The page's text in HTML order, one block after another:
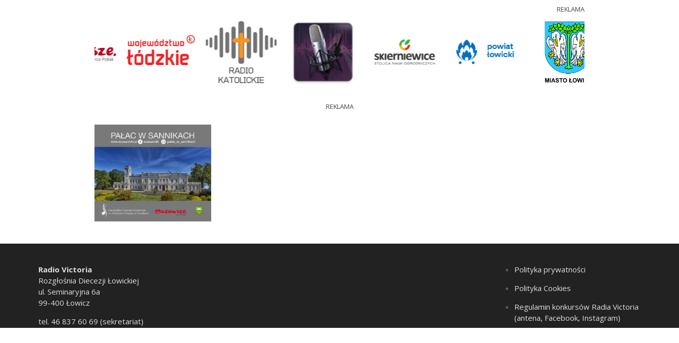
REKLAMA
REKLAMA
Radio Victoria
Rozgłośnia Diecezji Łowickiej
ul. Seminaryjna 6a
99-400 Łowicz
tel. 46 837 60 69 (sekretariat)
Polityka prywatności
Polityka Cookies
Regulamin konkursów Radia Victoria
(antena, Facebook, Instagram)